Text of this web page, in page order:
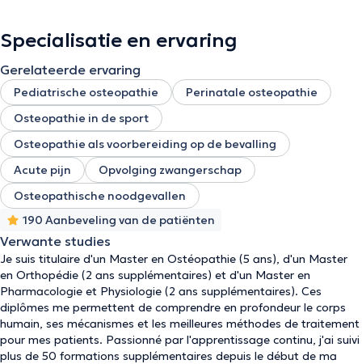
Specialisatie en ervaring
Gerelateerde ervaring
Pediatrische osteopathie
Perinatale osteopathie
Osteopathie in de sport
Osteopathie als voorbereiding op de bevalling
Acute pijn
Opvolging zwangerschap
Osteopathische noodgevallen
190 Aanbeveling van de patiënten
Verwante studies
Je suis titulaire d'un Master en Ostéopathie (5 ans), d'un Master
en Orthopédie (2 ans supplémentaires) et d'un Master en
Pharmacologie et Physiologie (2 ans supplémentaires). Ces
diplômes me permettent de comprendre en profondeur le corps
humain, ses mécanismes et les meilleures méthodes de traitement
pour mes patients. Passionné par l'apprentissage continu, j'ai suivi
plus de 50 formations supplémentaires depuis le début de ma